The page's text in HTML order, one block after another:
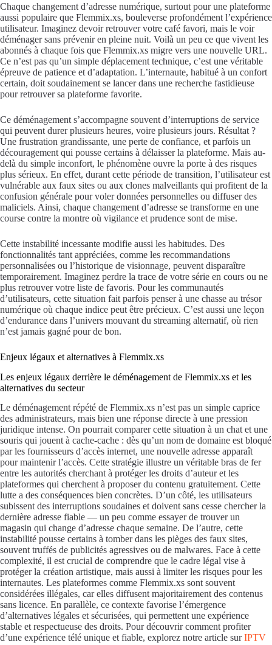
Chaque changement d’adresse numérique, surtout pour une plateforme
aussi populaire que Flemmix.xs, bouleverse profondément l’expérience
utilisateur. Imaginez devoir retrouver votre café favori, mais le voir
déménager sans prévenir en pleine nuit. Voilà un peu ce que vivent les
abonnés à chaque fois que Flemmix.xs migre vers une nouvelle URL.
Ce n’est pas qu’un simple déplacement technique, c’est une véritable
épreuve de patience et d’adaptation. L’internaute, habitué à un confort
certain, doit soudainement se lancer dans une recherche fastidieuse
pour retrouver sa plateforme favorite.
Ce déménagement s’accompagne souvent d’interruptions de service
qui peuvent durer plusieurs heures, voire plusieurs jours. Résultat ?
Une frustration grandissante, une perte de confiance, et parfois un
découragement qui pousse certains à délaisser la plateforme. Mais au-
delà du simple inconfort, le phénomène ouvre la porte à des risques
plus sérieux. En effet, durant cette période de transition, l’utilisateur est
vulnérable aux faux sites ou aux clones malveillants qui profitent de la
confusion générale pour voler données personnelles ou diffuser des
maliciels. Ainsi, chaque changement d’adresse se transforme en une
course contre la montre où vigilance et prudence sont de mise.
Cette instabilité incessante modifie aussi les habitudes. Des
fonctionnalités tant appréciées, comme les recommandations
personnalisées ou l’historique de visionnage, peuvent disparaître
temporairement. Imaginez perdre la trace de votre série en cours ou ne
plus retrouver votre liste de favoris. Pour les communautés
d’utilisateurs, cette situation fait parfois penser à une chasse au trésor
numérique où chaque indice peut être précieux. C’est aussi une leçon
d’endurance dans l’univers mouvant du streaming alternatif, où rien
n’est jamais gagné pour de bon.
Enjeux légaux et alternatives à Flemmix.xs
Les enjeux légaux derrière le déménagement de Flemmix.xs et les
alternatives du secteur
Le déménagement répété de Flemmix.xs n’est pas un simple caprice
des administrateurs, mais bien une réponse directe à une pression
juridique intense. On pourrait comparer cette situation à un chat et une
souris qui jouent à cache-cache : dès qu’un nom de domaine est bloqué
par les fournisseurs d’accès internet, une nouvelle adresse apparaît
pour maintenir l’accès. Cette stratégie illustre un véritable bras de fer
entre les autorités cherchant à protéger les droits d’auteur et les
plateformes qui cherchent à proposer du contenu gratuitement. Cette
lutte a des conséquences bien concrètes. D’un côté, les utilisateurs
subissent des interruptions soudaines et doivent sans cesse chercher la
dernière adresse fiable — un peu comme essayer de trouver un
magasin qui change d’adresse chaque semaine. De l’autre, cette
instabilité pousse certains à tomber dans les pièges des faux sites,
souvent truffés de publicités agressives ou de malwares. Face à cette
complexité, il est crucial de comprendre que le cadre légal vise à
protéger la création artistique, mais aussi à limiter les risques pour les
internautes. Les plateformes comme Flemmix.xs sont souvent
considérées illégales, car elles diffusent majoritairement des contenus
sans licence. En parallèle, ce contexte favorise l’émergence
d’alternatives légales et sécurisées, qui permettent une expérience
stable et respectueuse des droits. Pour découvrir comment profiter
d’une expérience télé unique et fiable, explorez notre article surIPTV